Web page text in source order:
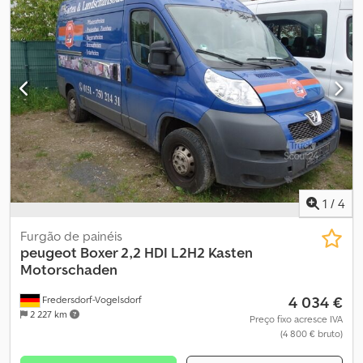
por eixo (eixo 2):920 kg, Ano de fabrico:2022, Equipamento:ABS
= Outras opções e acessórios = - 2 eixos - 4x2 - A/C - AR
CONDICIONADO - Suspensão por molas de lâminas Codpfxsy
Nwamj Amzerf = Observações = Condição Revisado: × = Mais
informações = Informações gerais Número de portas: 2 Matrícula:
2DTT649 Informações técnicas Número de cilindros: 4 Cilindrada
do motor: 2.179 cc Eixo dianteiro: Carga máxima por eixo: 1520 kg;
Direcional Eixo traseiro: Rodagem dupla; Carga máxima por eixo:
920 kg Marca do motor: PEUGEOT Pesos Peso vazio: 2.440 kg
Carga útil: 1.060 kg Peso bruto: 3.500 kg Funcional Marca da
carroçaria: EQUI-TREK SONIC EXCEL Condição Estado técnico:
muito bom Estado óptico: muito bom Danos: nenhum
1 / 4
Fredersdorf-Vogelsdorf
2 227 km
Furgão de painéis
peugeot Boxer 2,2 HDI L2H2 Kasten
Motorschaden
4 034 €
Preço fixo acresce IVA
(4 800 € bruto)